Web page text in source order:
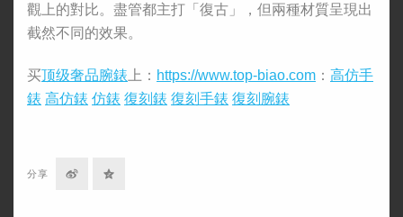
觀上的對比。盡管都主打「復古」，但兩種材質呈現出
截然不同的效果。
买顶级奢品腕錶上： https://www.top-biao.com ： 高仿手
錶 高仿錶 仿錶 復刻錶 復刻手錶 復刻腕錶
分享 分 分